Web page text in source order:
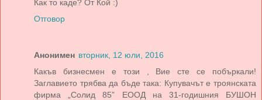
Как то каде? От Кой :)
Отговор
Анонимен вторник, 12 юли, 2016
Какъв бизнесмен е този , Вие сте се побъркали!
Заглавието трябва да бъде така: Купувачът е троянската
фирма „Солид 85” ЕООД на 31-годишния БУШОН